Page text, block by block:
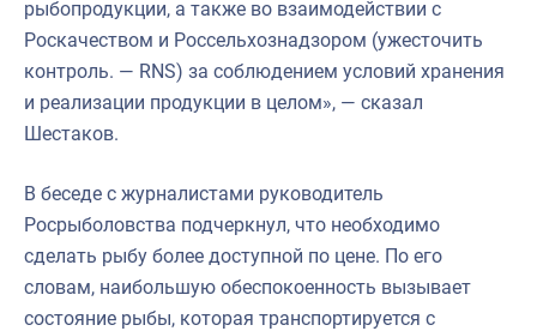
рыбопродукции, а также во взаимодействии с
Роскачеством и Россельхознадзором (ужесточить
контроль. — RNS) за соблюдением условий хранения
и реализации продукции в целом», — сказал
Шестаков.
В беседе с журналистами руководитель
Росрыболовства подчеркнул, что необходимо
сделать рыбу более доступной по цене. По его
словам, наибольшую обеспокоенность вызывает
состояние рыбы, которая транспортируется с